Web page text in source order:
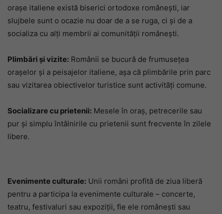
orașe italiene există biserici ortodoxe românești, iar
slujbele sunt o ocazie nu doar de a se ruga, ci și de a
socializa cu alți membrii ai comunității românești.
Plimbări și vizite: Românii se bucură de frumusețea
orașelor și a peisajelor italiene, așa că plimbările prin parc
sau vizitarea obiectivelor turistice sunt activități comune.
Socializare cu prietenii: Mesele în oraș, petrecerile sau
pur și simplu întâlnirile cu prietenii sunt frecvente în zilele
libere.
Evenimente culturale: Unii români profită de ziua liberă
pentru a participa la evenimente culturale – concerte,
teatru, festivaluri sau expoziții, fie ele românești sau